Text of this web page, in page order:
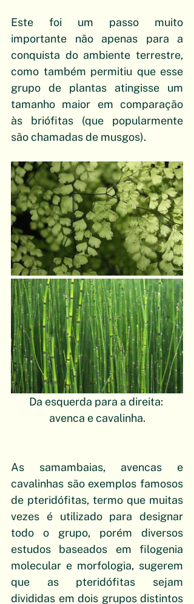
Este foi um passo muito
importante não apenas para a
conquista do ambiente terrestre,
como também permitiu que esse
grupo de plantas atingisse um
tamanho maior em comparação
às briófitas (que popularmente
são chamadas de musgos).
Da esquerda para a direita:
avenca e cavalinha.
As samambaias, avencas e
cavalinhas são exemplos famosos
de pteridófitas, termo que muitas
vezes é utilizado para designar
todo o grupo, porém diversos
estudos baseados em filogenia
molecular e morfologia, sugerem
que as pteridófitas sejam
divididas em dois grupos distintos